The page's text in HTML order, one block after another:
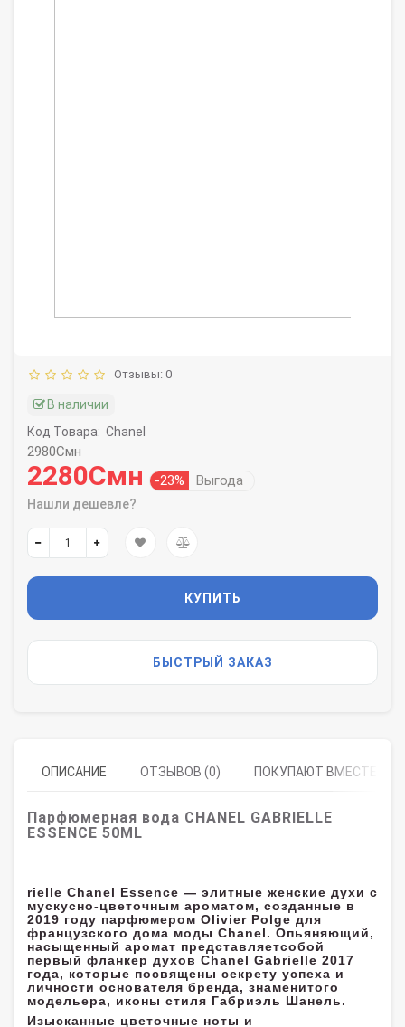
Отзывы: 0
В наличии
Код Товара: Chanel
2980Смн
2280Смн -23% Выгода
Нашли дешевле?
КУПИТЬ
БЫСТРЫЙ ЗАКАЗ
ОПИСАНИЕ ОТЗЫВОВ (0) ПОКУПАЮТ ВМЕСТЕ
Парфюмерная вода CHANEL GABRIELLE
ESSENCE 50ML
rielle Chanel Essence — элитные женские духи с
мускусно-цветочным ароматом, созданные в
2019 году парфюмером Olivier Polge для
французского дома моды Chanel. Опьяняющий,
насыщенный аромат представляетсобой
первый фланкер духов Chanel Gabrielle 2017
года, которые посвящены секрету успеха и
личности основателя бренда, знаменитого
модельера, иконы стиля Габриэль Шанель.
Изысканные цветочные ноты и